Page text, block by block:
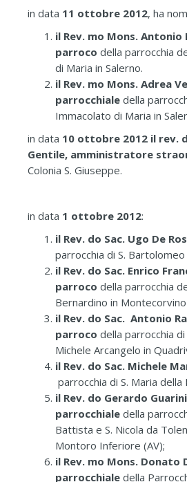
in data 11 ottobre 2012, ha
il Rev. mo Mons.
parroco della parrocchia
di Maria in Salerno.
il Rev. mo Mons. Adrea
parrocchiale della
Immacolato di Maria in
in data 10 ottobre 2012 il rev.
Gentile, amministratore
Colonia S. Giuseppe.
in data 1 ottobre 2012:
il Rev. do Sac. Ugo De
parrocchia di S.
il Rev. do Sac. Enrico
parroco della parrocchia
Bernardino in
il Rev. do Sac. Antonio
parroco della parrocchia di
Michele Arcangelo in
il Rev. do Sac. Michele
parrocchia di S. Maria della
il Rev. do Gerardo
parrocchiale della
Battista e S. Nicola da
Montoro Inferiore (AV);
il Rev. mo Mons.
parrocchiale della